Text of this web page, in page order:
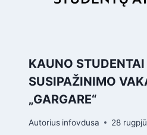
KAUNO STUDENTAI
SUSIPAŽINIMO
„GARGARE“
Autorius infovdusa 28